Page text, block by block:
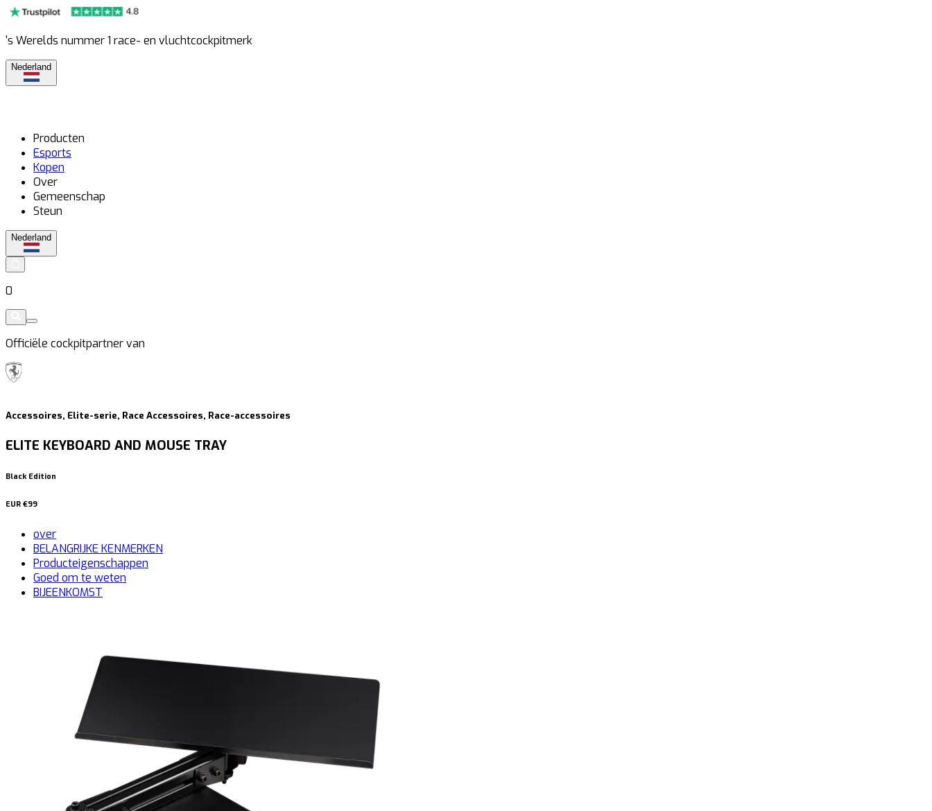
's Werelds nummer 1 race- en vluchtcockpitmerk
Nederland
Producten
Esports
Kopen
Over
Gemeenschap
Steun
Nederland
0
Officiële cockpitpartner van
Accessoires, Elite-serie, Race Accessoires, Race-accessoires
ELITE KEYBOARD AND MOUSE TRAY
Black Edition
EUR €99
over
BELANGRIJKE KENMERKEN
Producteigenschappen
Goed om te weten
BIJEENKOMST